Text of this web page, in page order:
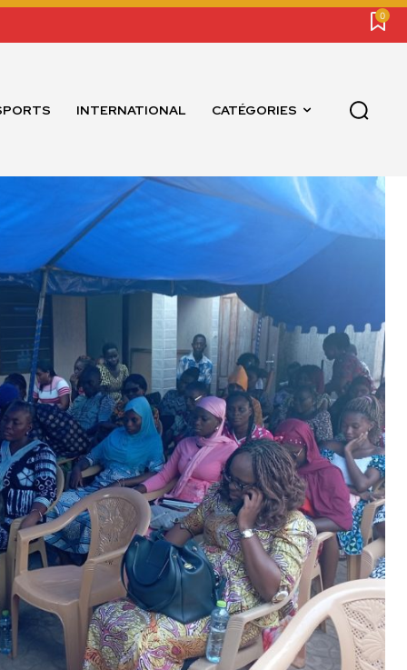
0
INTERNATIONAL CATÉGORIES